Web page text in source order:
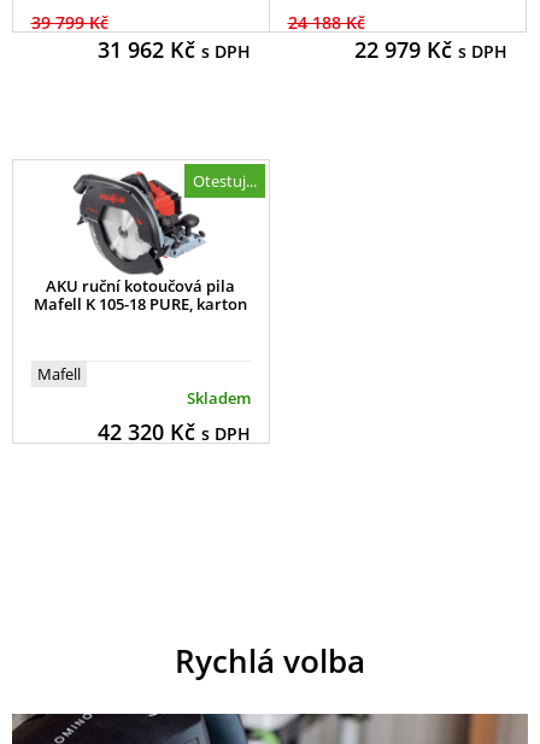
39 799 Kč
31 962Kč s DPH
24 188 Kč
22 979Kč s DPH
Otestuj...
AKU ruční kotoučová pila
Mafell K 105-18 PURE, karton
Mafell
Skladem
42 320Kč s DPH
Rychlá volba